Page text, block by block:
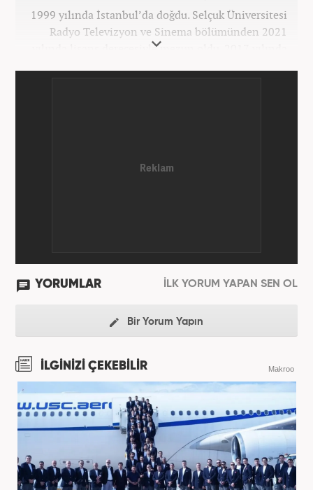
1999 yılında İstanbul’da doğdu. Selçuk Üniversitesi
Radyo Televizyon ve Sinema bölümünden 2021
yılında lisans derecesiyle mezun oldu. 2017 yılında
Kanal 7 Medya Grubu’na bağlı Haber7.com’da editör
YORUMLAR İLK YORUM YAPAN SEN OL
Bir Yorum Yapın
İLGİNİZİ ÇEKEBİLİR Makroo